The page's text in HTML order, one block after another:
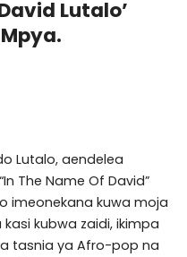
Lutalo’
Lutalo, aendelea
The Name Of David”
imeonekana kuwa moja
kubwa zaidi, ikimpa
tasnia ya Afro-pop na